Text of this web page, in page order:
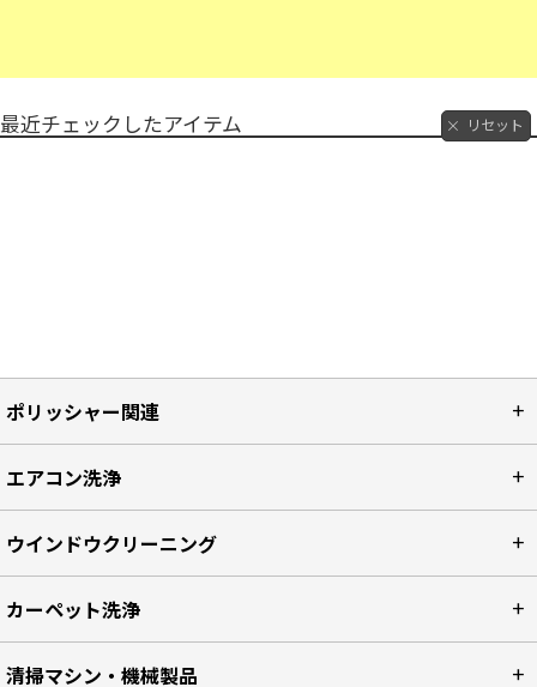
最近チェックしたアイテム リセット
ポリッシャー関連
エアコン洗浄
ウインドウクリーニング
カーペット洗浄
清掃マシン・機械製品